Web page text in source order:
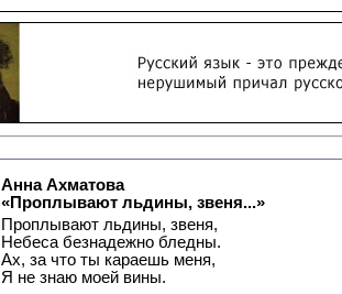
Анна Ахматова
«Проплывают льдины, звеня...»
Проплывают льдины, звеня,
Небеса безнадежно бледны.
Ах, за что ты караешь меня,
Я не знаю моей вины.